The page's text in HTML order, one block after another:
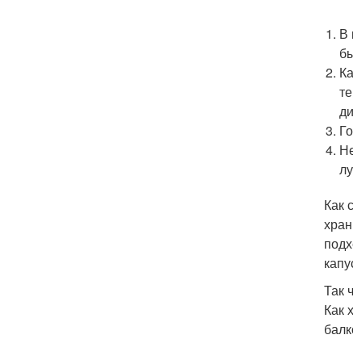
В
Как
Так
Как